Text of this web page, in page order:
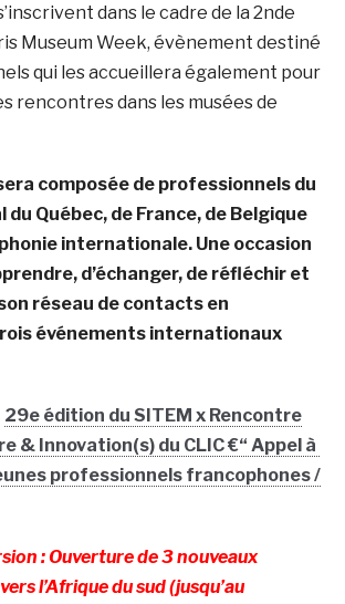
dans le cadre de la 2nde
Museum Week, évènement destiné
qui les accueillera également pour
rencontres dans les musées de
composée de professionnels du
Québec, de France, de Belgique
internationale. Une occasion
d’échanger, de réfléchir et
réseau de contacts en
événements internationaux
29e édition du SITEM x Rencontre
& Innovation(s) du CLIC €“ Appel à
professionnels francophones /
: Ouverture de 3 nouveaux
l’Afrique du sud (jusqu’au